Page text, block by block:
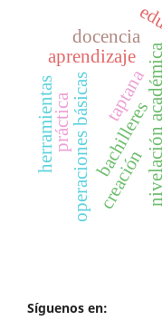
bachilleres
operaciones básicas taptana
aprendizaje
creación
docencia
práctica
herramientas
Síguenos en: